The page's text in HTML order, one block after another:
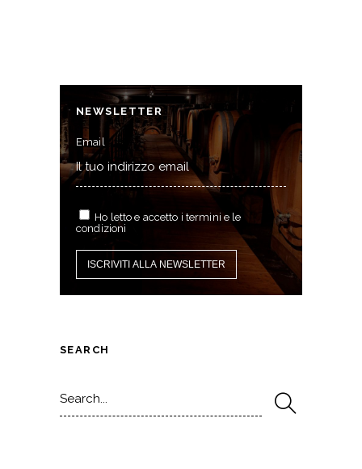
NEWSLETTER
Email
Ho letto e accetto i termini e le
condizioni
SEARCH
for: